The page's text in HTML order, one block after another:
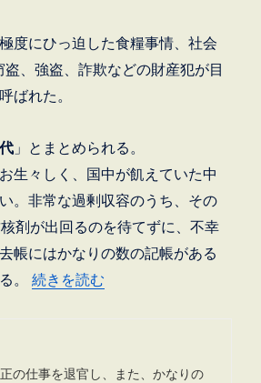
度にひっ迫した食糧事情、社会
、強盗、詐欺などの財産犯が目
ばれた。
」とまとめられる。
生々しく、国中が飢えていた中
。非常な過剰収容のうち、その
剤が出回るのを待てずに、不幸
帳にはかなりの数の記帳がある
。 “神戸連続児童殺傷事件 Ⅺ-Ⅰ 少
続きを読む
の仕事を退官し、また、かなりの